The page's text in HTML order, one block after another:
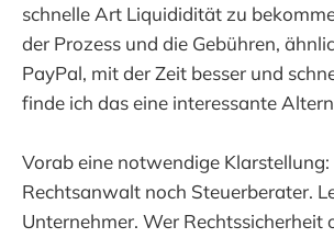
schnelle Art Liquididität zu
der Prozess und die Gebühren,
PayPal, mit der Zeit besser und
finde ich das eine interessante
Vorab eine notwendige
Rechtsanwalt noch Steuerberater.
Unternehmer. Wer Rechtssicherheit